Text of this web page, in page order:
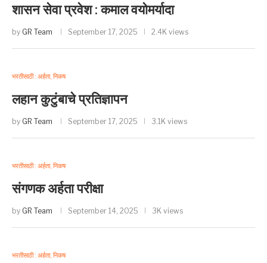
शासन सेवा प्रवेश : कमाल वयोमर्यादा
by GR Team September 17, 2025 2.4K views
भरतीसाठी : अर्हता, निकष
लहान कुटुंबाचे प्रतिज्ञापन
by GR Team September 17, 2025 3.1K views
भरतीसाठी : अर्हता, निकष
संगणक अर्हता परीक्षा
by GR Team September 14, 2025 3K views
भरतीसाठी : अर्हता, निकष